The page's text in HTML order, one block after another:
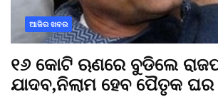
ଆଜିର ଖବର
୧୬ କୋଟି ଋଣରେ ବୁଡିଲେ
ଯାଦବ,ନିଲାମ ହେବ ପୈତୃକ ଘର